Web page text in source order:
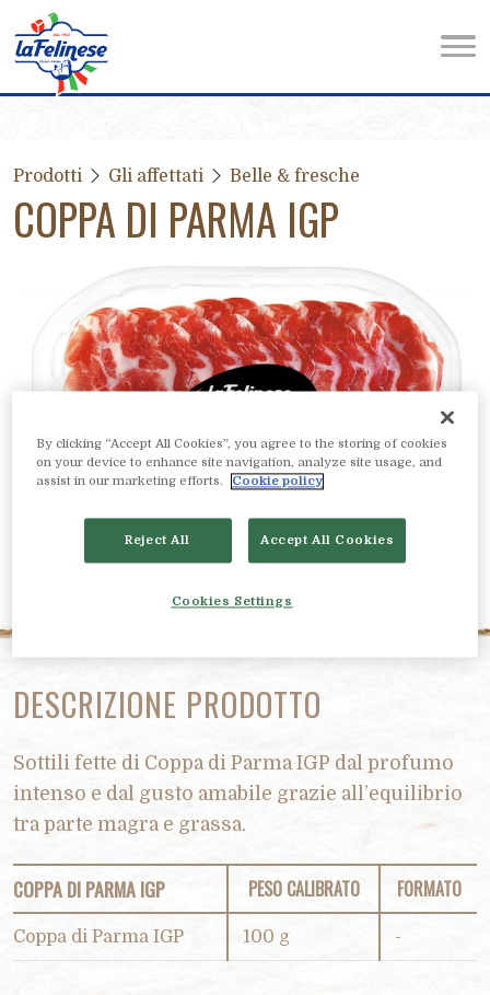
Prodotti Gli affettati Belle & fresche
COPPA DI PARMA IGP
DESCRIZIONE PRODOTTO
Sottili fette di Coppa di Parma IGP dal profumo
intenso e dal gusto amabile grazie all’equilibrio
tra parte magra e grassa.
COPPA DI PARMA IGP PESO CALIBRATO FORMATO
Coppa di Parma IGP 100 g -
By clicking “Accept All Cookies”, you agree to the storing of cookies
on your device to enhance site navigation, analyze site usage, and
assist in our marketing efforts.
Cookie policy
Reject All Accept All Cookies
Cookies Settings